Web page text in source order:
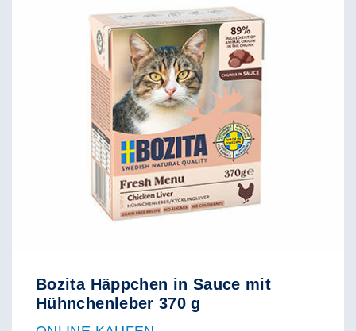
Bozita Häppchen in Sauce mit
Hühnchenleber 370 g